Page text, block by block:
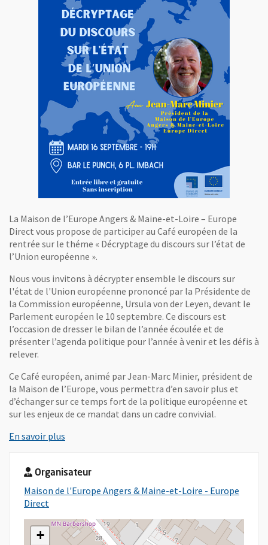
La Maison de l’Europe Angers & Maine-et-Loire – Europe
Direct vous propose de participer au Café européen de la
rentrée sur le théme « Décryptage du discours sur l’état de
l’Union européenne ».
Nous vous invitons à décrypter ensemble le discours sur
l'état de l'Union européenne prononcé par la Présidente de
la Commission européenne, Ursula von der Leyen, devant le
Parlement européen le 10 septembre. Ce discours est
l’occasion de dresser le bilan de l’année écoulée et de
présenter l’agenda politique pour l’année à venir et les défis à
relever.
Ce Café européen, animé par Jean-Marc Minier, président de
la Maison de l’Europe, vous permettra d’en savoir plus et
d’échanger sur ce temps fort de la politique européenne et
sur les enjeux de ce mandat dans un cadre convivial.
En savoir plus
Organisateur
Maison de l'Europe Angers & Maine-et-Loire - Europe
Direct
+